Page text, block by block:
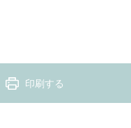
印刷する